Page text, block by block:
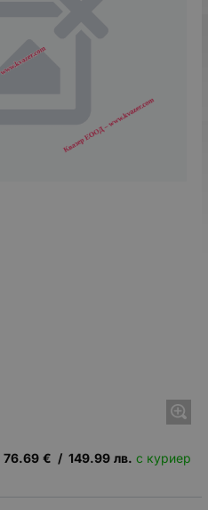
76.69 € / 149.99 лв. с куриер